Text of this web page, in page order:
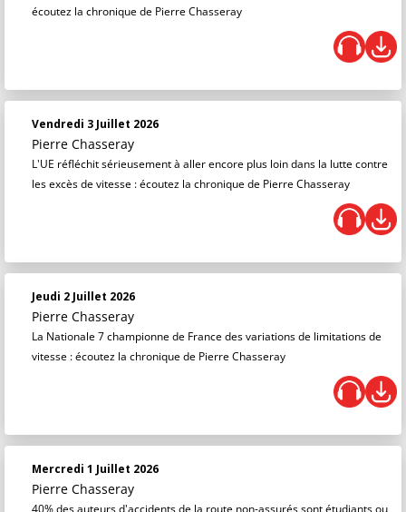
écoutez la chronique de Pierre Chasseray
Vendredi 3 Juillet 2026
Pierre Chasseray
L'UE réfléchit sérieusement à aller encore plus loin dans la lutte contre
les excès de vitesse : écoutez la chronique de Pierre Chasseray
Jeudi 2 Juillet 2026
Pierre Chasseray
La Nationale 7 championne de France des variations de limitations de
vitesse : écoutez la chronique de Pierre Chasseray
Mercredi 1 Juillet 2026
Pierre Chasseray
40% des auteurs d'accidents de la route non-assurés sont étudiants ou